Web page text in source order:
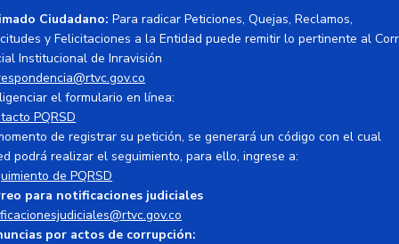
Ciudadano: Para radicar Peticiones, Quejas, Reclamos,
y Felicitaciones a la Entidad puede remitir lo pertinente al
Institucional de Inravisión
el formulario en línea:
PQRSD
de registrar su petición, se generará un código con el cual
podrá realizar el seguimiento, para ello, ingrese a:
de PQRSD
para notificaciones judiciales
por actos de corrupción: